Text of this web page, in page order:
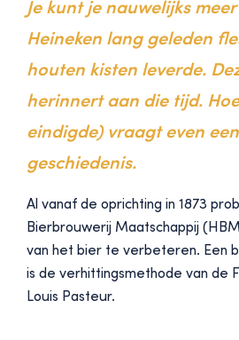
Je kunt je nauwelijks
Heineken lang geleden
houten kisten leverde.
herinnert aan die tijd.
eindigde) vraagt even
geschiedenis.
Al vanaf de oprichting in 1873
Bierbrouwerij Maatschappij
van het bier te verbeteren. Een
is de verhittingsmethode van de
Louis Pasteur.